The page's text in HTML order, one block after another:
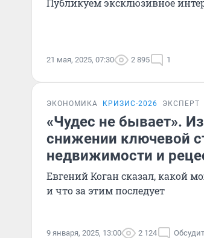
Публикуем эксклюзивное
21 мая, 2025, 07:30 2 895 1
ЭКОНОМИКА КРИЗИС-2026 ЭКСПЕРТ
«Чудес не бывает».
снижении ключевой
недвижимости и
Евгений Коган сказал, какой
и что за этим последует
9 января, 2025, 13:00 2 124